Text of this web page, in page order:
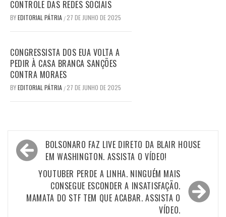
CONTROLE DAS REDES SOCIAIS
BYEDITORIAL PÁTRIA / 27 DE JUNHO DE 2025
CONGRESSISTA DOS EUA VOLTA A
PEDIR À CASA BRANCA SANÇÕES
CONTRA MORAES
BYEDITORIAL PÁTRIA / 27 DE JUNHO DE 2025
Navegação
de
BOLSONARO FAZ LIVE DIRETO DA BLAIR HOUSE
EM WASHINGTON. ASSISTA O VÍDEO!
YOUTUBER PERDE A LINHA. NINGUÉM MAIS
CONSEGUE ESCONDER A INSATISFAÇÃO.
MAMATA DO STF TEM QUE ACABAR. ASSISTA O
VÍDEO.